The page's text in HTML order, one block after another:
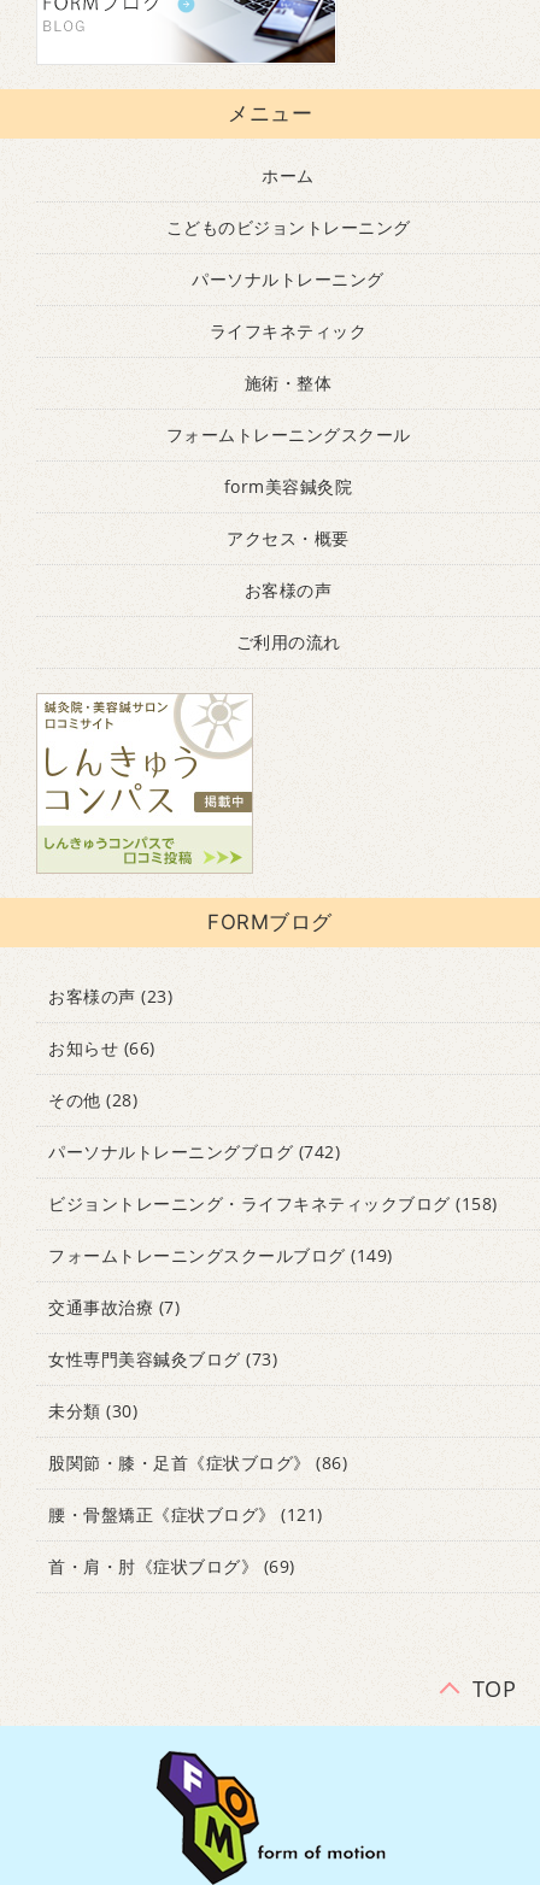
メニュー
ホーム
こどものビジョントレーニング
パーソナルトレーニング
ライフキネティック
施術・整体
フォームトレーニングスクール
form美容鍼灸院
アクセス・概要
お客様の声
ご利用の流れ
FORMブログ
お客様の声 (23)
お知らせ (66)
その他 (28)
パーソナルトレーニングブログ (742)
ビジョントレーニング・ライフキネティックブログ (158)
フォームトレーニングスクールブログ (149)
交通事故治療 (7)
女性専門美容鍼灸ブログ (73)
未分類 (30)
股関節・膝・足首《症状ブログ》 (86)
腰・骨盤矯正《症状ブログ》 (121)
首・肩・肘《症状ブログ》 (69)
TOP